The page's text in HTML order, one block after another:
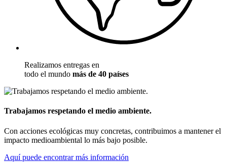
Realizamos entregas en
todo el mundo más de 40 países
Trabajamos respetando el medio ambiente.
Con acciones ecológicas muy concretas, contribuimos a mantener el
impacto medioambiental lo más bajo posible.
Aquí puede encontrar más información